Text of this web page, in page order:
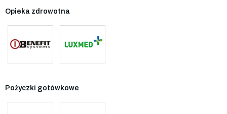
Opieka zdrowotna
Pożyczki gotówkowe